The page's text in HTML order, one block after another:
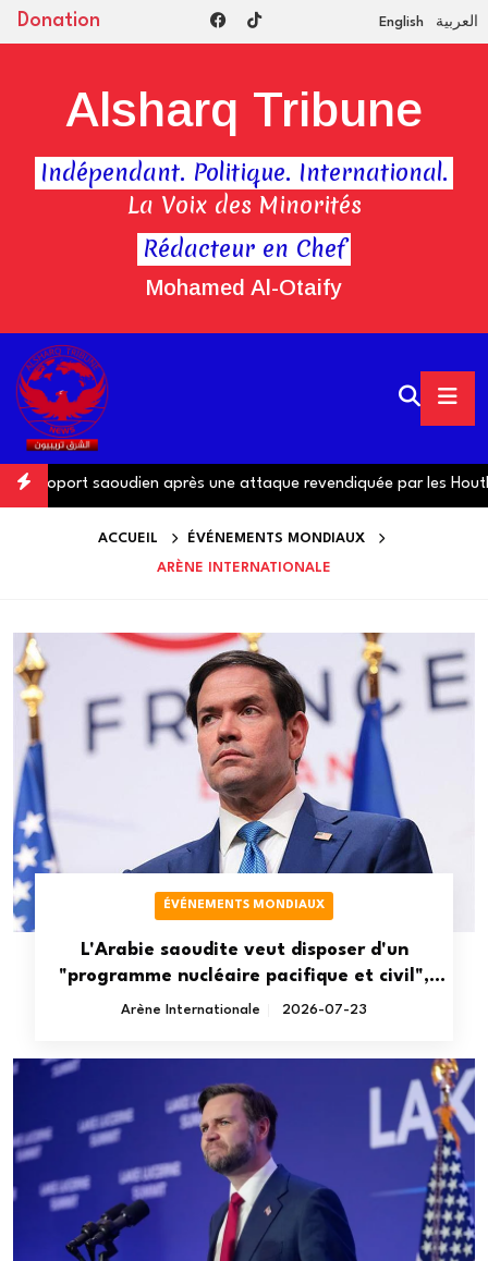
Donation English العربية
Rédacteur en Chef
Mohamed Al-Otaify
Alsharq Tribune
Indépendant. Politique. International.
La Voix des Minorités
saoudien après une attaque revendiquée par les Houthis
ACCUEIL ÉVÉNEMENTS MONDIAUX
ARÈNE INTERNATIONALE
ÉVÉNEMENTS MONDIAUX
L'Arabie saoudite veut disposer d'un
"programme nucléaire pacifique et civil",
déclare Rubio
Arène Internationale 2026-07-23